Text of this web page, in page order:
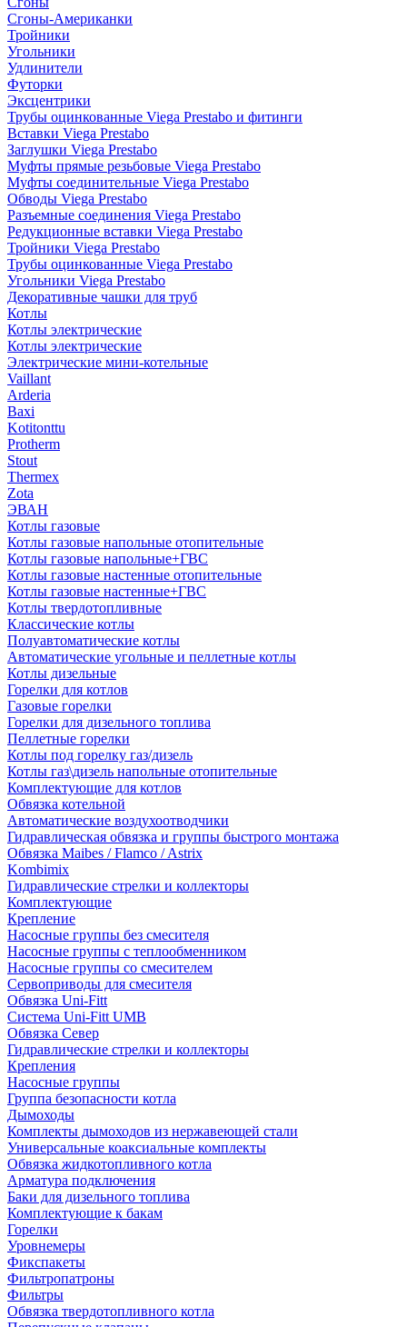
Сгоны-Американки
Тройники
Угольники
Удлинители
Футорки
Эксцентрики
Трубы оцинкованные Viega Prestabo и фитинги
Вставки Viega Prestabo
Заглушки Viega Prestabo
Муфты прямые резьбовые Viega Prestabo
Муфты соединительные Viega Prestabo
Обводы Viega Prestabo
Разъемные соединения Viega Prestabo
Редукционные вставки Viega Prestabo
Тройники Viega Prestabo
Трубы оцинкованные Viega Prestabo
Угольники Viega Prestabo
Декоративные чашки для труб
Котлы
Котлы электрические
Котлы электрические
Электрические мини-котельные
Vaillant
Arderia
Baxi
Kotitonttu
Protherm
Stout
Thermex
Zota
ЭВАН
Котлы газовые
Котлы газовые напольные отопительные
Котлы газовые напольные+ГВС
Котлы газовые настенные отопительные
Котлы газовые настенные+ГВС
Котлы твердотопливные
Классические котлы
Полуавтоматические котлы
Автоматические угольные и пеллетные котлы
Котлы дизельные
Горелки для котлов
Газовые горелки
Горелки для дизельного топлива
Пеллетные горелки
Котлы под горелку газ/дизель
Котлы газ\дизель напольные отопительные
Комплектующие для котлов
Обвязка котельной
Автоматические воздухоотводчики
Гидравлическая обвязка и группы быстрого монтажа
Обвязка Maibes / Flamco / Astrix
Kombimix
Гидравлические стрелки и коллекторы
Комплектующие
Крепление
Насосные группы без смесителя
Насосные группы с теплообменником
Насосные группы со смесителем
Сервоприводы для смесителя
Обвязка Uni-Fitt
Система Uni-Fitt UMB
Обвязка Север
Гидравлические стрелки и коллекторы
Крепления
Насосные группы
Группа безопасности котла
Дымоходы
Комплекты дымоходов из нержавеющей стали
Универсальные коаксиальные комплекты
Обвязка жидкотопливного котла
Арматура подключения
Баки для дизельного топлива
Комплектующие к бакам
Горелки
Уровнемеры
Фикспакеты
Фильтропатроны
Фильтры
Обвязка твердотопливного котла